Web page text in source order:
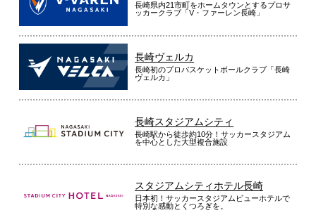
長崎県内21市町をホームタウンとするプロサ
ッカークラブ「V・ファーレン長崎」
長崎ヴェルカ
長崎初のプロバスケットボールクラブ「長崎
ヴェルカ」
長崎スタジアムシティ
長崎駅から徒歩約10分！サッカースタジアム
を中心とした大型複合施設
スタジアムシティホテル長崎
日本初！サッカースタジアムビューホテルで
特別な感動とくつろぎを。